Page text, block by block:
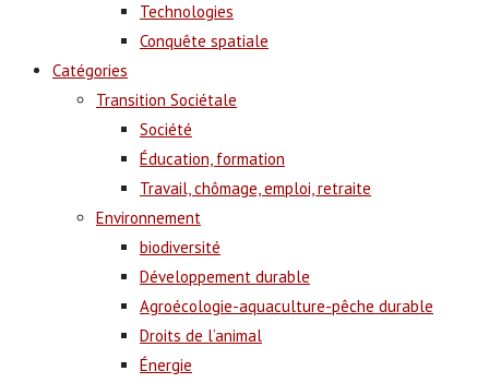
Technologies
Conquête spatiale
Catégories
Transition Sociétale
Société
Éducation, formation
Travail, chômage, emploi, retraite
Environnement
biodiversité
Développement durable
Agroécologie-aquaculture-pêche durable
Droits de l’animal
Énergie